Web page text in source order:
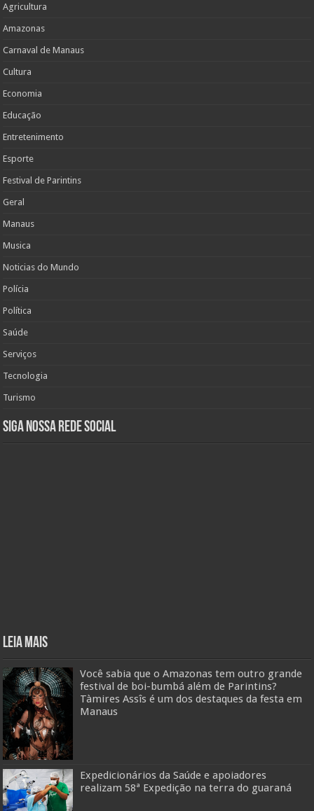
Agricultura
Amazonas
Carnaval de Manaus
Cultura
Economia
Educação
Entretenimento
Esporte
Festival de Parintins
Geral
Manaus
Musica
Noticias do Mundo
Polícia
Política
Saúde
Serviços
Tecnologia
Turismo
Siga nossa rede social
Leia mais
Você sabia que o Amazonas tem outro grande
festival de boi-bumbá além de Parintins?
Tàmires Assîs é um dos destaques da festa em
Manaus
Expedicionários da Saúde e apoiadores
realizam 58ª Expedição na terra do guaraná